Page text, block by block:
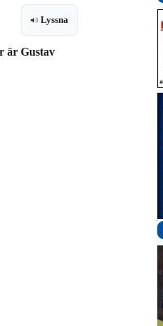
Lyssna
är Gustav